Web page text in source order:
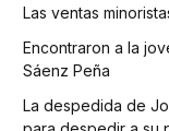
Las ventas
Encontraron a la
Sáenz Peña
La despedida de